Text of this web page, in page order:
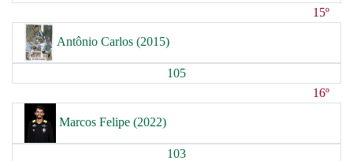
15º
Antônio Carlos (2015)
105
16º
Marcos Felipe (2022)
103